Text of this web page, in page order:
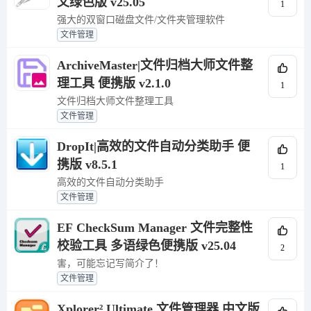
强大的双窗口磁盘文件/文件夹管理软件
文件管理
1
ArchiveMaster|文件归档大师文件整
理工具 便携版 v2.1.0
文件归档大师文件整理工具
文件管理
1
DropIt|高效的文件自动分类助手 便
携版 v8.5.1
高效的文件自动分类助手
文件管理
1
EF CheckSum Manager 文件完整性
校验工具 多语绿色便携版 v25.04
害，可能忘记写简介了！
文件管理
2